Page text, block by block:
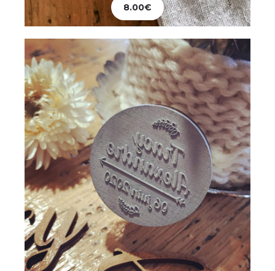
Ajouter au panier
8.00€
Tampon Personnalisé
28.00€
Enfants